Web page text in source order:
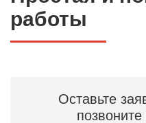
работы
Оставьте